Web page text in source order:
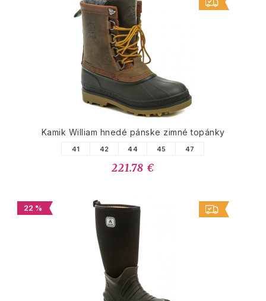
Kamik William hnedé pánske zimné topánky
41 42 44 45 47
221.78 €
22 %